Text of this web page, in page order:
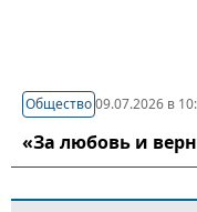
Общество09.07.2026 в
«За любовь и